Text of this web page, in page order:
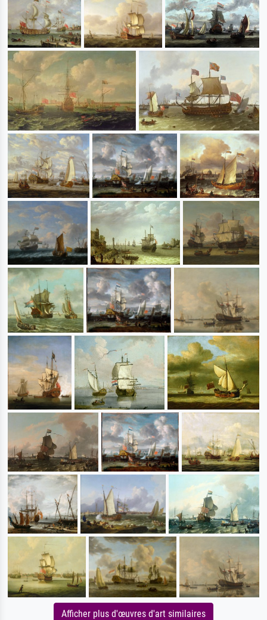
Afficher plus d'œuvres d'art similaires